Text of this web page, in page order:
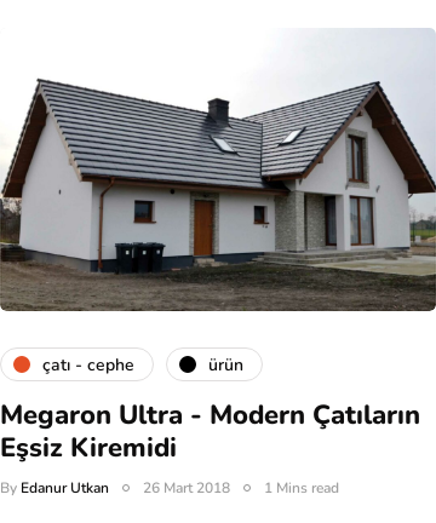
çatı - cephe ürün
Megaron Ultra - Modern Çatıların
Eşsiz Kiremidi
By Edanur Utkan 26 Mart 2018 1 Mins read